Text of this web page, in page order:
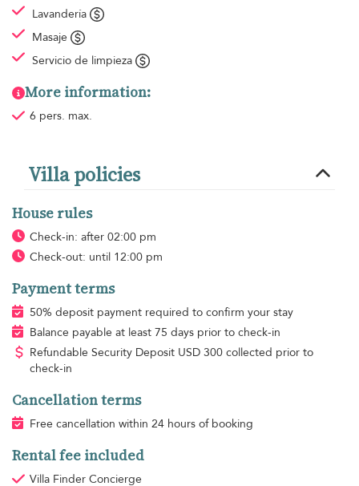
Lavandería
Masaje
Servicio de limpieza
More information:
6 pers. max.
Villa policies
House rules
Check-in: after 02:00 pm
Check-out: until 12:00 pm
Payment terms
50% deposit payment required to confirm your stay
Balance payable at least 75 days prior to check-in
Refundable Security Deposit USD300 collected prior to
check-in
Cancellation terms
Free cancellation within 24 hours of booking
Rental fee included
Villa Finder Concierge